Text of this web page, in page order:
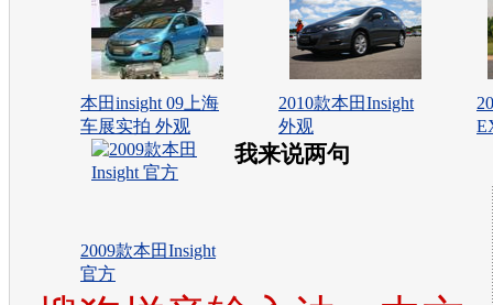
本田insight 09上海
车展实拍 外观
2010款本田Insight
外观
2009款本田Insight
官方
我来说两句